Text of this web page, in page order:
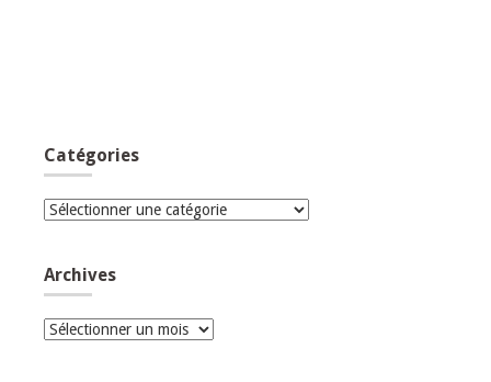
Catégories
Catégories
Archives
Archives